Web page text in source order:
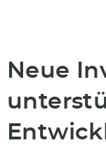
Neue